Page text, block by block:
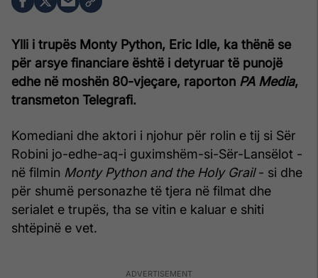
Ylli i trupës Monty Python, Eric Idle, ka thënë se
për arsye financiare është i detyruar të punojë
edhe në moshën 80-vjeçare, raporton PA Media,
transmeton Telegrafi.
Komediani dhe aktori i njohur për rolin e tij si Sër
Robini jo-edhe-aq-i guximshëm-si-Sër-Lansëlot -
në filmin Monty Python and the Holy Grail- si dhe
për shumë personazhe të tjera në filmat dhe
serialet e trupës, tha se vitin e kaluar e shiti
shtëpinë e vet.